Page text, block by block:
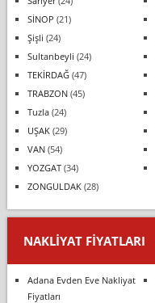
SİNOP (21)
Şişli (24)
Sultanbeyli (24)
TEKİRDAĞ(47)
TRABZON(45)
Tuzla(24)
UŞAK(29)
VAN(54)
YOZGAT(34)
ZONGULDAK(28)
NAKLIYAT FIYATLARI
Adana Evden Eve Nakliyat
Fiyatları